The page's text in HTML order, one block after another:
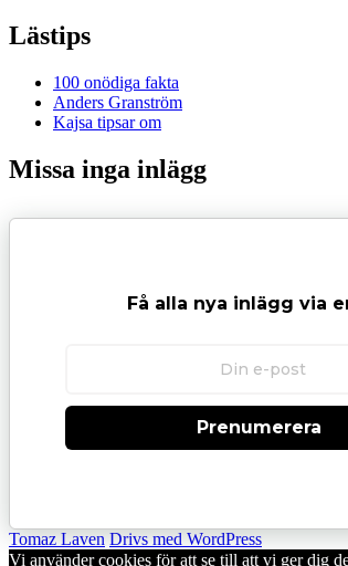
Lästips
100 onödiga fakta
Anders Granström
Kajsa tipsar om
Missa inga inlägg
Få alla nya inlägg via
Prenumerera
Tomaz Laven Drivs med WordPress
Vi använder cookies för att se till att vi ger dig